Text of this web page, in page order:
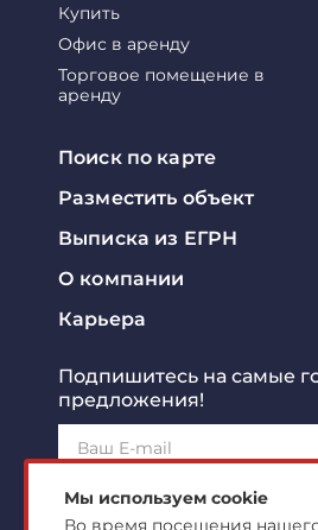
Купить
Офис в аренду
Торговое помещение в
аренду
Поиск по карте
Разместить объект
Выписка из ЕГРН
О компании
Карьера
Подпишитесь на самые
предложения!
Подписаться!
Мы используем cookie
Во время посещения